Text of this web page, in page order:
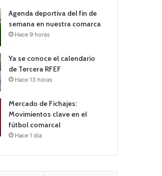
Agenda deportiva del fin de
semana en nuestra comarca
Hace 9 horas
Ya se conoce el calendario
de Tercera RFEF
Hace 13 horas
Mercado de Fichajes:
Movimientos clave en el
fútbol comarcal
Hace 1 día